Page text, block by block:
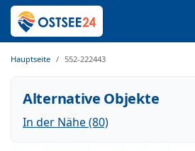
Hauptseite 552-222443
Alternative Objekte
In der Nähe (80)